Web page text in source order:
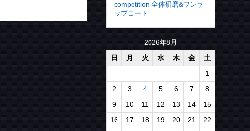
competition 全体研磨&ワンラ
ップコート
2026年8月
日
月 火 水 木 金
土
1
2
3 4 5 6 7
8
9
10 11 12 13 14
15
16
17 18 19 20 21
22